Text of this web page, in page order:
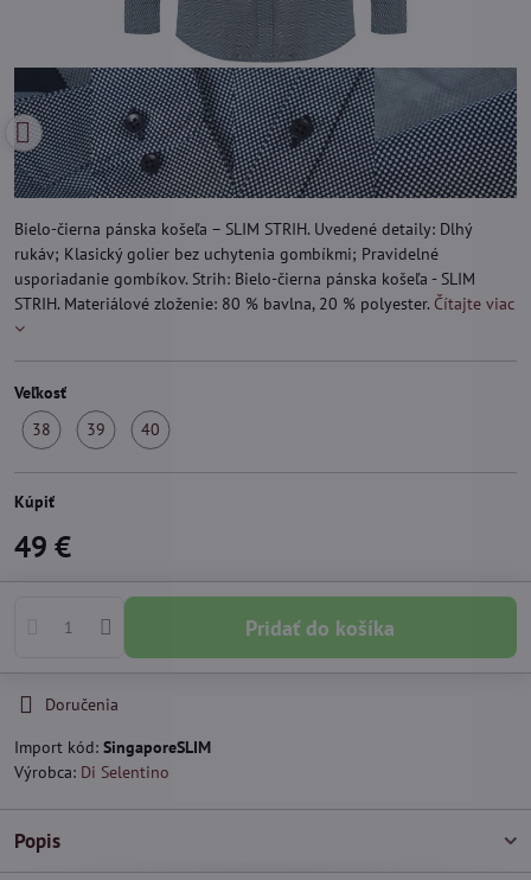
Bielo-čierna pánska košeľa – SLIM STRIH. Uvedené detaily: Dlhý
rukáv; Klasický golier bez uchytenia gombíkmi; Pravidelné
usporiadanie gombíkov. Strih: Bielo-čierna pánska košeľa - SLIM
STRIH. Materiálové zloženie: 80 % bavlna, 20 % polyester. Čítajte viac
Veľkosť
38
39
40
Kúpiť
49 €
Pridať do košíka
Doručenia
Import kód: SingaporeSLIM
Výrobca: Di Selentino
Popis